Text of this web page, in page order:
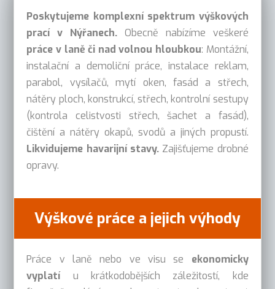
Poskytujeme komplexní spektrum výškových
prací v Nýřanech. Obecně nabízíme veškeré
práce v laně či nad volnou hloubkou: Montážní,
instalační a demoliční práce, instalace reklam,
parabol, vysílačů, mytí oken, fasád a střech,
nátěry ploch, konstrukcí, střech, kontrolní sestupy
(kontrola celistvosti střech, šachet a fasád),
čištění a nátěry okapů, svodů a jiných propustí.
Likvidujeme havarijní stavy. Zajišťujeme drobné
opravy.
Výškové práce a jejich výhody
Práce v laně nebo ve visu se ekonomicky
vyplatíu krátkodobějších záležitostí, kde